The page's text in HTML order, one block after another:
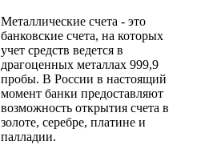
Металлические счета - это
банковские счета, на которых
учет средств ведется в
драгоценных металлах 999,9
пробы. В России в настоящий
момент банки предоставляют
возможность открытия счета в
золоте, серебре, платине и
палладии.